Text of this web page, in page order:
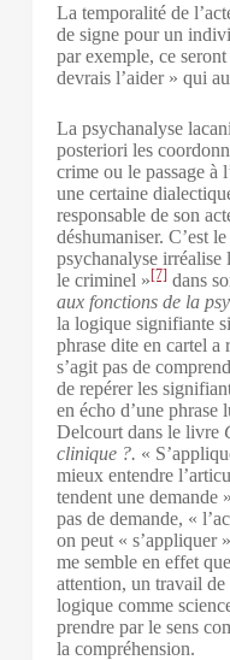
La temporalité de
de signe pour un
par exemple, ce
devrais l’aider » qui
La psychanalyse
posteriori les
crime ou le passage à
une certaine
responsable de son
déshumaniser. C’est
psychanalyse irréalise
le criminel »[7]dans
aux fonctions de la
la logique signifiante
phrase dite en cartel
s’agit pas de
de repérer les
en écho d’une phrase
Delcourt dans le livre
clinique ?. «
mieux entendre
tendent une demande
pas de demande, «
on peut « s’appliquer
me semble en effet
attention, un travail
logique comme
prendre par le sens
la compréhension.